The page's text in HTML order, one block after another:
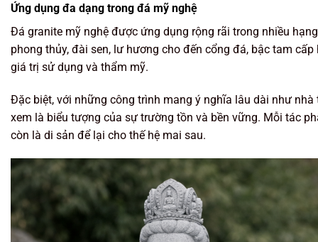
Ứng dụng đa dạng trong đá mỹ nghệ
Đá granite mỹ nghệ được ứng dụng rộng rãi trong nhiều
phong thủy, đài sen, lư hương cho đến cổng đá, bậc tam
giá trị sử dụng và thẩm mỹ.
Đặc biệt, với những công trình mang ý nghĩa lâu dài như
xem là biểu tượng của sự trường tồn và bền vững. Mỗi tác
còn là di sản để lại cho thế hệ mai sau.